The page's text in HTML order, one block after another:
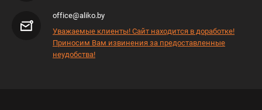
office@aliko.by
Уважаемые клиенты! Сайт находится в доработке!
Приносим Вам извинения за предоставленные
неудобства!